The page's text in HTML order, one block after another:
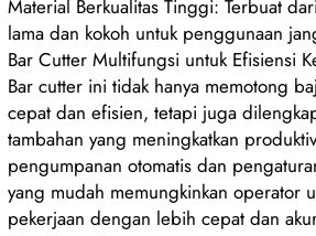
Material Berkualitas Tinggi: Terbuat
lama dan kokoh untuk penggunaan
Bar Cutter Multifungsi untuk Efisiensi
Bar cutter ini tidak hanya memotong
cepat dan efisien, tetapi juga
tambahan yang meningkatkan
pengumpanan otomatis dan
yang mudah memungkinkan operator
pekerjaan dengan lebih cepat dan